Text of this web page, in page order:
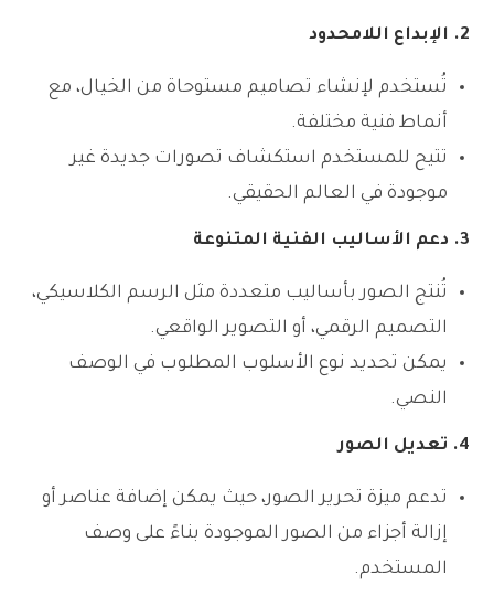
2. الإبداع اللامحدود
تُستخدم لإنشاء تصاميم مستوحاة من الخيال، مع
أنماط فنية مختلفة.
تتيح للمستخدم استكشاف تصورات جديدة غير
موجودة في العالم الحقيقي.
3. دعم الأساليب الفنية المتنوعة
تُنتج الصور بأساليب متعددة مثل الرسم الكلاسيكي،
التصميم الرقمي، أو التصوير الواقعي.
يمكن تحديد نوع الأسلوب المطلوب في الوصف
النصي.
4. تعديل الصور
تدعم ميزة تحرير الصور، حيث يمكن إضافة عناصر أو
إزالة أجزاء من الصور الموجودة بناءً على وصف
المستخدم.